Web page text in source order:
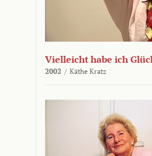
Vielleicht habe ich
2002 / Käthe Kratz